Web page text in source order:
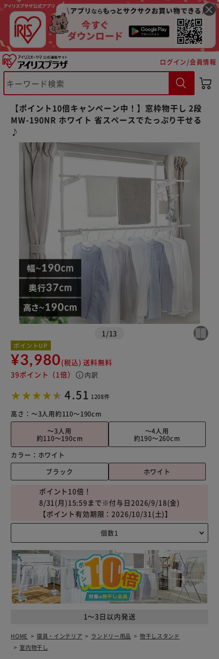
ログイン/会員情報
【ポイント10倍キャンペーン中！】窓枠物干し 2段
MW-190NR ホワイト 省スペースでたっぷり干せる
♪
1 /13
ポイントUP
¥3,980(税込) 送料無料
39ポイント （1倍） info 内訳
4.51 1208件
高さ： ～3人用約110～190cm
～3人用
約110～190cm
～4人用
約190～260cm
カラー： ホワイト
ブラック
ホワイト
1～3日以内発送
ポイント10倍！
8/31(月)15:59まで※付与日2026/9/18(金)
【ポイント有効期限：2026/10/31(土)】
HOME 寝具・インテリア ランドリー用品
物干しスタンド
室内物干し
※ご確認ください
カートに入れる